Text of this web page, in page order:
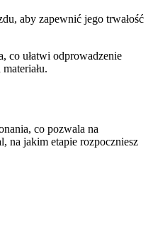
aby zapewnić jego trwałość
co ułatwi odprowadzenie
co pozwala na
na jakim etapie rozpoczniesz